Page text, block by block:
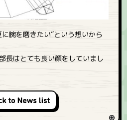
腕を磨きたい”という想いから
長はとても良い顔をしていまし